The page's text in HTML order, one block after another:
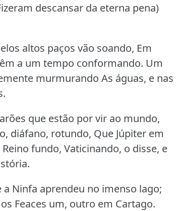
descansar da eterna pena)
altos paços vão soando, Em
a um tempo conformando. Um
murmurando As águas, e nas
que estão por vir ao mundo,
diáfano, rotundo, Que Júpiter em
fundo, Vaticinando, o disse, e
Ninfa aprendeu no imenso lago;
Feaces um, outro em Cartago.